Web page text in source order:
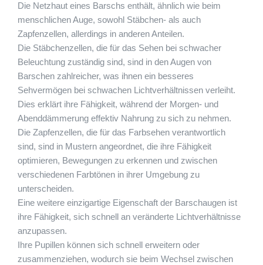
Die Netzhaut eines Barschs enthält, ähnlich wie beim
menschlichen Auge, sowohl Stäbchen- als auch
Zapfenzellen, allerdings in anderen Anteilen.
Die Stäbchenzellen, die für das Sehen bei schwacher
Beleuchtung zuständig sind, sind in den Augen von
Barschen zahlreicher, was ihnen ein besseres
Sehvermögen bei schwachen Lichtverhältnissen verleiht.
Dies erklärt ihre Fähigkeit, während der Morgen- und
Abenddämmerung effektiv Nahrung zu sich zu nehmen.
Die Zapfenzellen, die für das Farbsehen verantwortlich
sind, sind in Mustern angeordnet, die ihre Fähigkeit
optimieren, Bewegungen zu erkennen und zwischen
verschiedenen Farbtönen in ihrer Umgebung zu
unterscheiden.
Eine weitere einzigartige Eigenschaft der Barschaugen ist
ihre Fähigkeit, sich schnell an veränderte Lichtverhältnisse
anzupassen.
Ihre Pupillen können sich schnell erweitern oder
zusammenziehen, wodurch sie beim Wechsel zwischen